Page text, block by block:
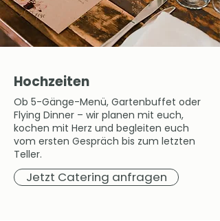
Hochzeiten
Ob 5-Gänge-Menü, Gartenbuffet oder
Flying Dinner – wir planen mit euch,
kochen mit Herz und begleiten euch
vom ersten Gespräch bis zum letzten
Teller.
Jetzt Catering anfragen